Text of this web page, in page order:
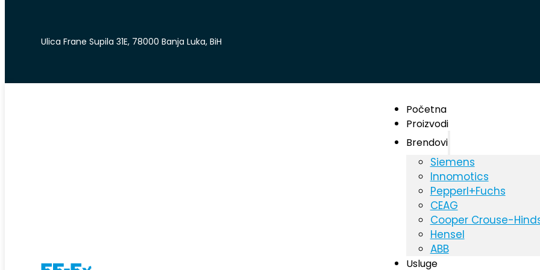
Ulica Frane Supila 31E, 78000 Banja Luka, BiH
Početna
Proizvodi
Brendovi
Siemens
Innomotics
Pepperl+Fuchs
CEAG
Cooper Crouse-
Hensel
ABB
Usluge